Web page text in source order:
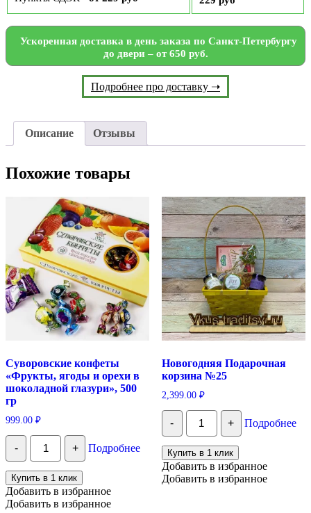
Ускоренная доставка в день заказа по Санкт-Петербургу
до двери – от 650 руб.
Подробнее про доставку ➝
Описание Отзывы
Похожие товары
Суворовские конфеты
«Фрукты, ягоды и орехи в
шоколадной глазури», 500
гр
999.00 ₽
-
Количество
Суворовские
конфеты
"Фрукты,
ягоды
и
орехи
+ Подробнее
Купить в 1 клик
Добавить в избранное
Добавить в избранное
Новогодняя Подарочная
корзина №25
2,399.00 ₽
-
Количество
Новогодняя
Подарочная
корзина
№25
+ Подробнее
Купить в 1 клик
Добавить в избранное
Добавить в избранное